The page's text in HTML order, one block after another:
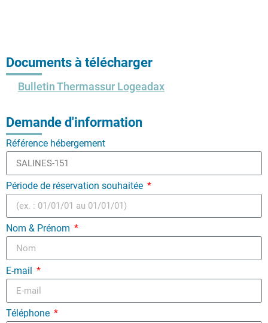
Documents à télécharger
Bulletin Thermassur Logeadax
Demande d'information
Référence hébergement
Période de réservation souhaitée
Nom & Prénom
E-mail
Téléphone